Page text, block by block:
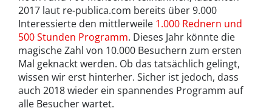
2017 laut re-publica.com bereits über 9.000
Interessierte den mittlerweile 1.000 Rednern und
500 Stunden Programm. Dieses Jahr könnte die
magische Zahl von 10.000 Besuchern zum ersten
Mal geknackt werden. Ob das tatsächlich gelingt,
wissen wir erst hinterher. Sicher ist jedoch, dass
auch 2018 wieder ein spannendes Programm auf
alle Besucher wartet.